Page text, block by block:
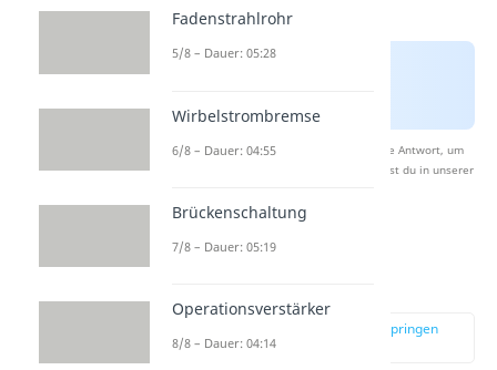
Nach Beantwortung speichern wir deine Antwort, um
Studyflix zu verbessern. Mehr dazu erfährst du in unserer
Energieerhaltung
zur Stelle im Video springen
(02:07)
Fadenstrahlrohr
5/8 – Dauer: 05:28
Wirbelstrombremse
6/8 – Dauer: 04:55
Brückenschaltung
7/8 – Dauer: 05:19
Operationsverstärker
8/8 – Dauer: 04:14